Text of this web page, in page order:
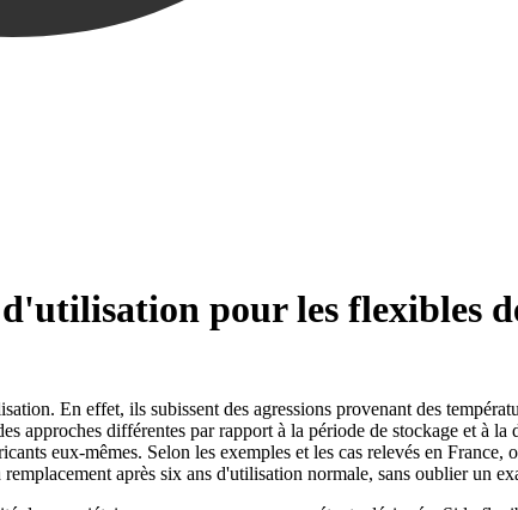
pour les flexibles
En effet, ils subissent des agressions provenant des
approches différentes par rapport à la période de stockage et à
eux-mêmes. Selon les exemples et les cas relevés en
après six ans d'utilisation normale, sans oublier un